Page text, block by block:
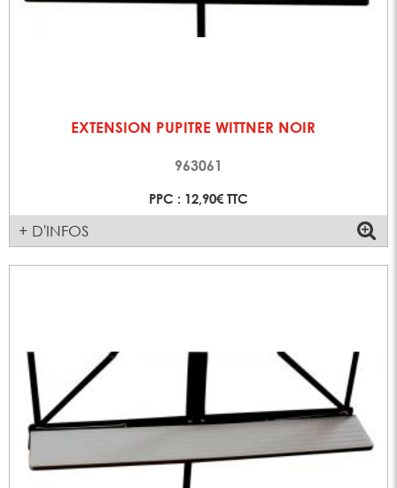
EXTENSION PUPITRE WITTNER NOIR
963061
PPC : 12,90€ TTC
+ D'INFOS